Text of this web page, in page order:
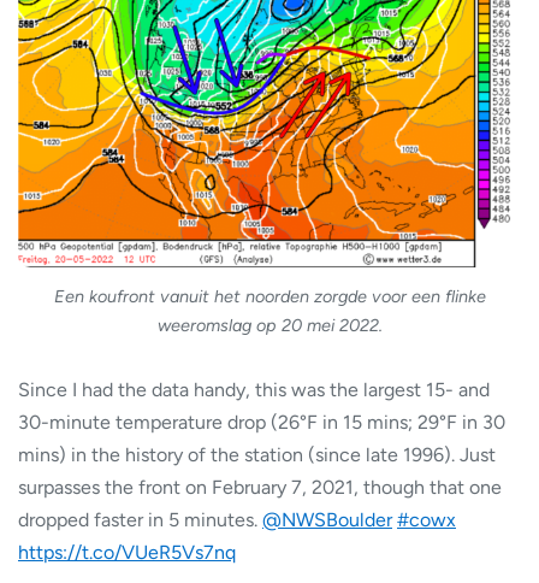
Een koufront vanuit het noorden zorgde voor een flinke
weeromslag op 20 mei 2022.
Since I had the data handy, this was the largest 15- and
30-minute temperature drop (26°F in 15 mins; 29°F in 30
mins) in the history of the station (since late 1996). Just
surpasses the front on February 7, 2021, though that one
dropped faster in 5 minutes. @NWSBoulder #cowx
https://t.co/VUeR5Vs7nq